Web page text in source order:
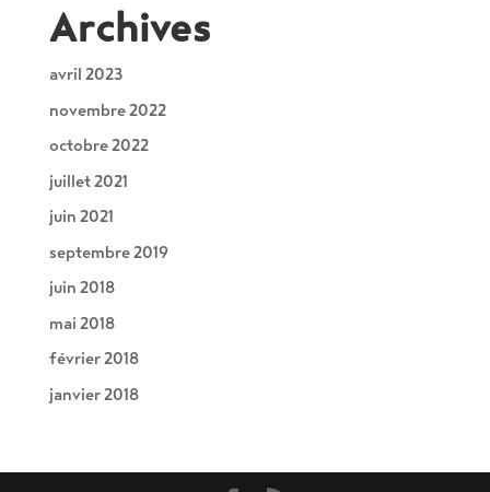
Archives
avril 2023
novembre 2022
octobre 2022
juillet 2021
juin 2021
septembre 2019
juin 2018
mai 2018
février 2018
janvier 2018